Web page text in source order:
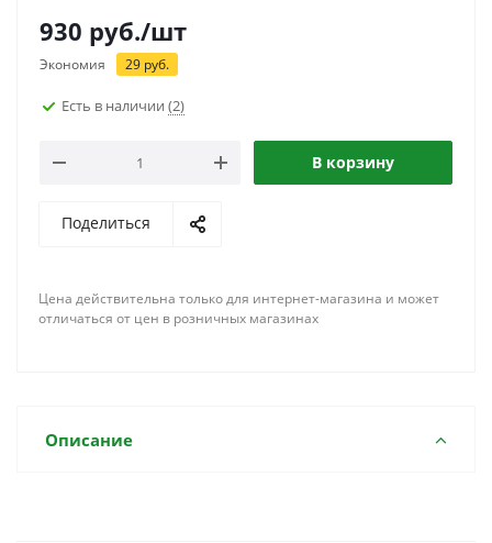
930 руб./шт
Экономия 29 руб.
Есть в наличии (2)
В корзину
Поделиться
Цена действительна только для интернет-магазина и может
отличаться от цен в розничных магазинах
Описание